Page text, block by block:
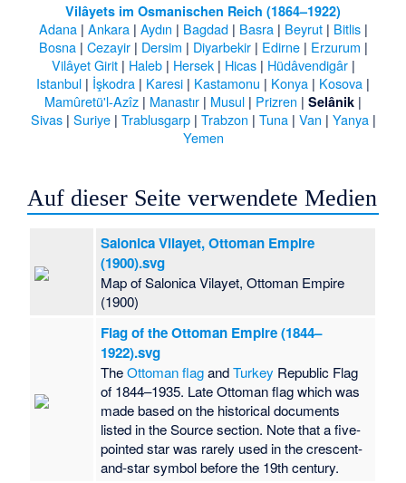
Vilâyets im Osmanischen Reich (1864–1922)
Adana| Ankara| Aydın | Bagdad| Basra| Beyrut| Bitlis|
Bosna| Cezayir| Dersim | Diyarbekir| Edirne| Erzurum |
Vilâyet Girit| Haleb| Hersek| Hicas| Hüdâvendigâr|
Istanbul | İşkodra | Karesi | Kastamonu | Konya | Kosova |
Mamûretü'l-Azîz | Manastır | Musul | Prizren | Selânik |
Sivas| Suriye| Trablusgarp| Trabzon | Tuna| Van | Yanya|
Yemen
Auf dieser Seite verwendete Medien
Salonica Vilayet, Ottoman Empire
(1900).svg
Map of Salonica Vilayet, Ottoman Empire
(1900)
Flag of the Ottoman Empire (1844–
1922).svg
TheOttoman flagandTurkey Republic Flag
of 1844–1935. Late Ottoman flag which was
made based on the historical documents
listed in the Source section. Note that a five-
pointed star was rarely used in the crescent-
and-star symbol before the 19th century.